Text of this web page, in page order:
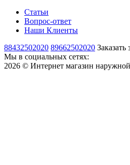
Статьи
Вопрос-ответ
Наши Клиенты
88432502020 89662502020 Заказать
Мы в социальных сетях:
2026 © Интернет магазин